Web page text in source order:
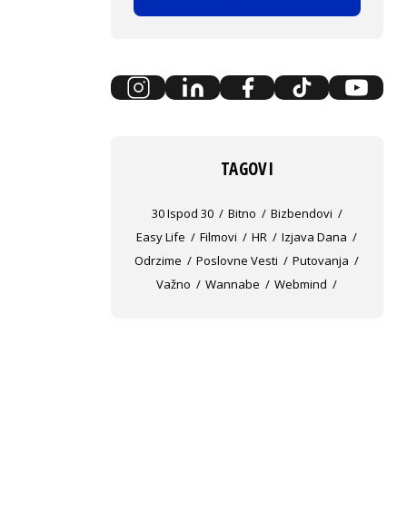
TAGOVI
30 Ispod 30 Bitno
Bizbendovi
Easy Life
Filmovi HR
Izjava Dana
Odrzime
Poslovne Vesti
Putovanja
Važno
Wannabe Webmind